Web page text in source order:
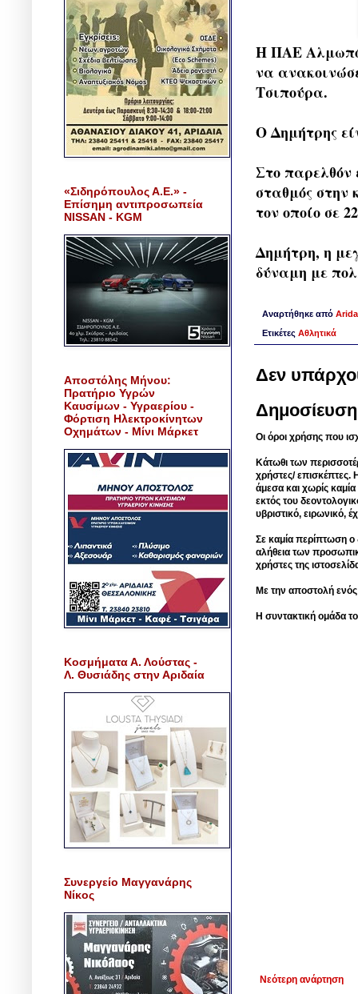
Η ΠΑΕ
να
Τσιπούρα.
Ο Δημήτρης
Στο παρελθόν
σταθμός στην
τον οποίο σε
Δημήτρη, η
δύναμη με
Αναρτήθηκε από
Ετικέτες Αθλητικά
Δεν
Οι όροι χρήσης που
Κάτωθι των
χρήστες/ επισκέπτες.
άμεσα και χωρίς
εκτός του
υβριστικό, ειρωνικό,
Σε καμία περίπτωση ο
αλήθεια των
χρήστες της
Με την αποστολή
Η συντακτική ομάδα
Νεότερη ανάρτηση
«Σιδηρόπουλος Α.Ε.» -
Επίσημη αντιπροσωπεία
NISSAN - KGM
Αποστόλης Μήνου:
Πρατήριο Υγρών
Καυσίμων - Υγραερίου -
Φόρτιση Ηλεκτροκίνητων
Οχημάτων - Μίνι Μάρκετ
Κοσμήματα Α. Λούστας -
Λ. Θυσιάδης στην Αριδαία
Συνεργείο Μαγγανάρης
Νίκος